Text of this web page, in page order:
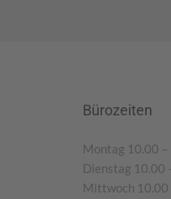
Bürozeiten
Montag 10.00
Dienstag 10.00
Mittwoch 10.00